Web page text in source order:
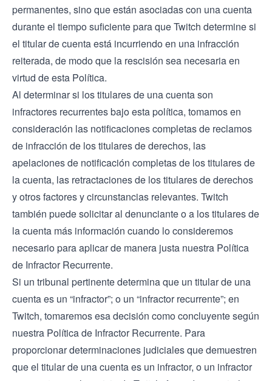
permanentes, sino que están asociadas con una cuenta
durante el tiempo suficiente para que Twitch determine si
el titular de cuenta está incurriendo en una infracción
reiterada, de modo que la rescisión sea necesaria en
virtud de esta Política.
Al determinar si los titulares de una cuenta son
infractores recurrentes bajo esta política, tomamos en
consideración las notificaciones completas de reclamos
de infracción de los titulares de derechos, las
apelaciones de notificación completas de los titulares de
la cuenta, las retractaciones de los titulares de derechos
y otros factores y circunstancias relevantes. Twitch
también puede solicitar al denunciante o a los titulares de
la cuenta más información cuando lo consideremos
necesario para aplicar de manera justa nuestra Política
de Infractor Recurrente.
Si un tribunal pertinente determina que un titular de una
cuenta es un “infractor”; o un “infractor recurrente”; en
Twitch, tomaremos esa decisión como concluyente según
nuestra Política de Infractor Recurrente. Para
proporcionar determinaciones judiciales que demuestren
que el titular de una cuenta es un infractor, o un infractor